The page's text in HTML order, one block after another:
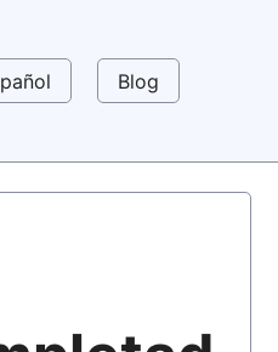
Blog